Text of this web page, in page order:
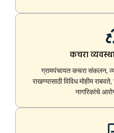
कचरा
ग्रामपंचायत कचरा संकलन,
राखण्यासाठी विविध मोहीम
नागरिकांचे